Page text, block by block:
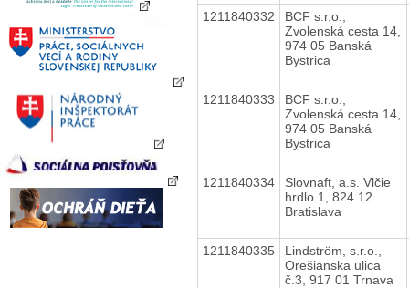
1211840332
BCF s.r.o.,
Zvolenská cesta 14,
974 05 Banská
Bystrica
1211840333
BCF s.r.o.,
Zvolenská cesta 14,
974 05 Banská
Bystrica
1211840334
Slovnaft, a.s. Vlčie
hrdlo 1, 824 12
Bratislava
1211840335
Lindström, s.r.o.,
Orešianska ulica
č.3, 917 01 Trnava